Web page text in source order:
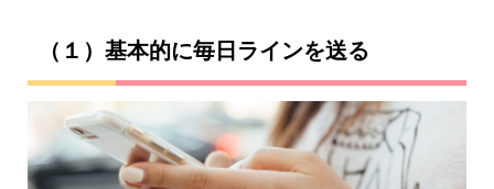
（１）基本的に毎日ラインを送る